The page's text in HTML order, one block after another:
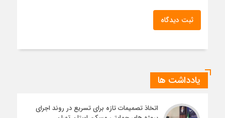
ثبت دیدگاه
یادداشت ها
اتخاذ تصمیمات تازه برای تسریع در روند اجرای